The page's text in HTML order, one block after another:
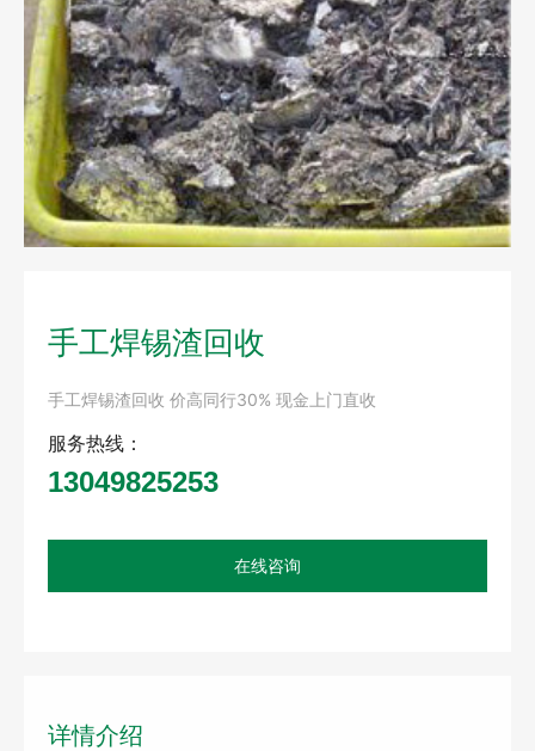
手工焊锡渣回收
手工焊锡渣回收 价高同行30% 现金上门直收
服务热线：
13049825253
在线咨询
详情介绍